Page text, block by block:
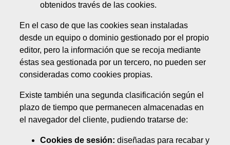
obtenidos través de las cookies.
En el caso de que las cookies sean instaladas
desde un equipo o dominio gestionado por el propio
editor, pero la información que se recoja mediante
éstas sea gestionada por un tercero, no pueden ser
consideradas como cookies propias.
Existe también una segunda clasificación según el
plazo de tiempo que permanecen almacenadas en
el navegador del cliente, pudiendo tratarse de:
Cookies de sesión: diseñadas para recabar y